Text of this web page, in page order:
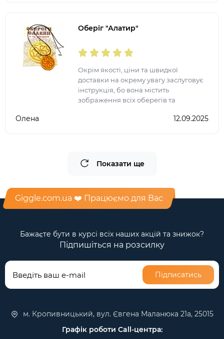
Оберіг "Алатир"
Окрім якості, ціни та швидкої
доставки на окрему увагу заслуговує
інструкція, бо вона містить
зображення всіх оберегів та
тепер шукати дану інформацію в
Олена 12.09.2025
Показати ще
Giggle.com.ua ❤️ Працюємо для Вас
Бажаєте бути в курсі всіх наших акцій та знижок?
Підпишіться на розсилку
Підписатись
м. Кропивницький, вул. Євгена Маланюка 21а, 25015
Графік роботи Call-центра: